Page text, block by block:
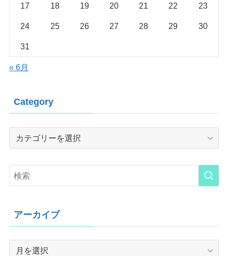
17 18 19 20 21 22 23
24 25 26 27 28 29 30
31
« 6月
Category
Category
アーカイブ